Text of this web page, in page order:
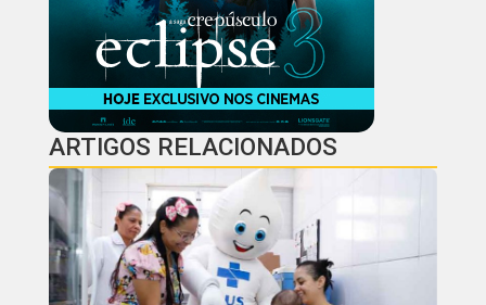
ARTIGOS RELACIONADOS